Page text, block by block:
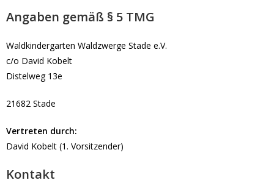
Angaben gemäß § 5 TMG
Waldkindergarten Waldzwerge Stade e.V.
c/o David Kobelt
Distelweg 13e
21682 Stade
Vertreten durch:
David Kobelt (1. Vorsitzender)
Kontakt